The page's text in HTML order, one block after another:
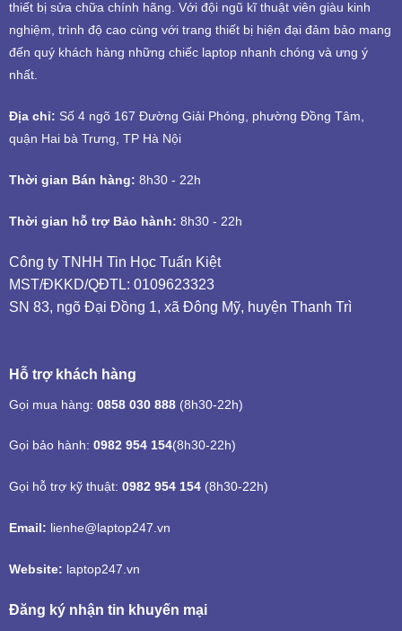
thiết bị sửa chữa chính hãng. Với đội ngũ kĩ thuật viên giàu kinh
nghiệm, trình độ cao cùng với trang thiết bị hiện đại đảm bảo mang
đến quý khách hàng những chiếc laptop nhanh chóng và ưng ý
nhất.
Địa chỉ: Số 4 ngõ 167 Đường Giải Phóng, phường Đồng Tâm,
quận Hai bà Trưng, TP Hà Nội
Thời gian Bán hàng: 8h30 - 22h
Thời gian hỗ trợ Bảo hành: 8h30 - 22h
Công ty TNHH Tin Học Tuấn Kiệt
MST/ĐKKD/QĐTL: 0109623323
SN 83, ngõ Đại Đồng 1, xã Đông Mỹ, huyện Thanh Trì
Hỗ trợ khách hàng
Gọi mua hàng: 0858 030 888(8h30-22h)
Gọi bảo hành: 0982 954 154(8h30-22h)
Gọi hỗ trợ kỹ thuật: 0982 954 154 (8h30-22h)
Email: lienhe@laptop247.vn
Website: laptop247.vn
Đăng ký nhận tin khuyến mại